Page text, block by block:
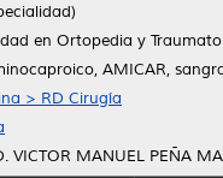
en Ortopedia y
AMICAR,
> RD Cirugía
VICTOR MANUEL PEÑA